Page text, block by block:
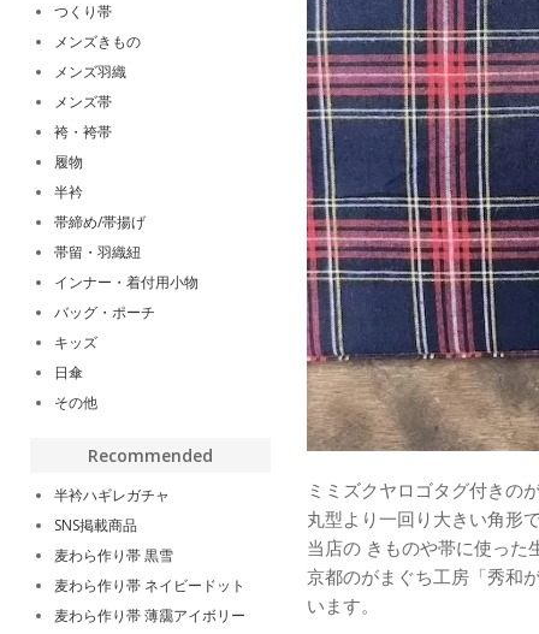
ミミズクヤロゴタグ付きの
丸型より一回り大きい角形
当店の きものや帯に使った
京都のがまぐち工房「秀和
います。
つくり帯
メンズきもの
メンズ羽織
メンズ帯
袴・袴帯
履物
半衿
帯締め/帯揚げ
帯留・羽織紐
インナー・着付用小物
バッグ・ポーチ
キッズ
日傘
その他
Recommended
半衿ハギレガチャ
SNS掲載商品
麦わら作り帯 黒雪
麦わら作り帯 ネイビードット
麦わら作り帯 薄靄アイボリー